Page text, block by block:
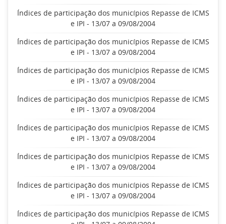
Índices de participação dos municípios Repasse de ICMS
e IPI - 13/07 a 09/08/2004
Índices de participação dos municípios Repasse de ICMS
e IPI - 13/07 a 09/08/2004
Índices de participação dos municípios Repasse de ICMS
e IPI - 13/07 a 09/08/2004
Índices de participação dos municípios Repasse de ICMS
e IPI - 13/07 a 09/08/2004
Índices de participação dos municípios Repasse de ICMS
e IPI - 13/07 a 09/08/2004
Índices de participação dos municípios Repasse de ICMS
e IPI - 13/07 a 09/08/2004
Índices de participação dos municípios Repasse de ICMS
e IPI - 13/07 a 09/08/2004
Índices de participação dos municípios Repasse de ICMS